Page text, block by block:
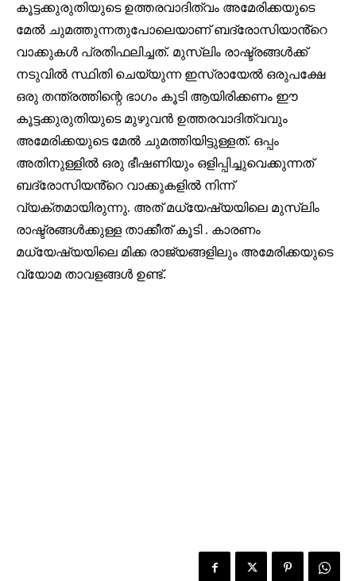
Followers Followers
കൂട്ടക്കുരുതിയുടെ ഉത്തരവാദിത്വം അമേരിക്കയുടെ
മേൽ ചുമത്തുന്നതുപോലെയാണ് ബദ്രോസിയാൻ്റെ
വാക്കുകൾ പ്രതിഫലിച്ചത്. മുസ്ലിം രാഷ്ട്രങ്ങൾക്ക്
നടുവിൽ സ്ഥിതി ചെയ്യുന്ന ഇസ്രായേൽ ഒരുപക്ഷേ
ഒരു തന്ത്രത്തിന്റെ ഭാഗം കൂടി ആയിരിക്കണം ഈ
കൂട്ടക്കുരുതിയുടെ മുഴുവൻ ഉത്തരവാദിത്വവും
അമേരിക്കയുടെ മേൽ ചുമത്തിയിട്ടുള്ളത്. ഒപ്പം
അതിനുള്ളിൽ ഒരു ഭീഷണിയും ഒളിപ്പിച്ചുവെക്കുന്നത്
ബദ്രോസിയൻ്റെ വാക്കുകളിൽ നിന്ന്
വ്യക്തമായിരുന്നു. അത് മധ്യേഷ്യയിലെ മുസ്ലിം
രാഷ്ട്രങ്ങൾക്കുള്ള താക്കീത് കൂടി . കാരണം
മധ്യേഷ്യയിലെ മിക്ക രാജ്യങ്ങളിലും അമേരിക്കയുടെ
വ്യോമ താവളങ്ങൾ ഉണ്ട്.